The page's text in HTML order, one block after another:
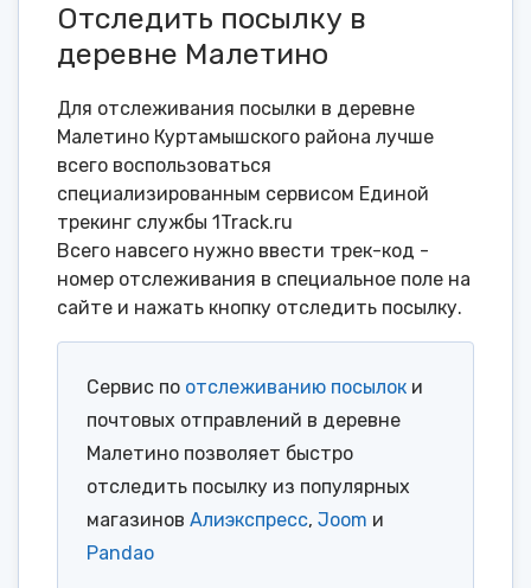
Отследить посылку в
деревне Малетино
Для отслеживания посылки в деревне
Малетино Куртамышского района лучше
всего воспользоваться
специализированным сервисом Единой
трекинг службы 1Track.ru
Всего навсего нужно ввести трек-код -
номер отслеживания в специальное поле на
сайте и нажать кнопку отследить посылку.
Сервис по отслеживанию посылок и
почтовых отправлений в деревне
Малетино позволяет быстро
отследить посылку из популярных
магазинов Алиэкспресс, Joom и
Pandao